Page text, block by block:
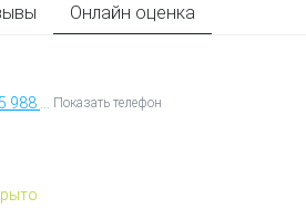
Онлайн оценка
Показать телефон